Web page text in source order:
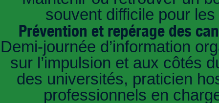
souvent difficile pour
Prévention et repérage des
Demi-journée d’information
sur l’impulsion et aux côtés
des universités, praticien
professionnels en